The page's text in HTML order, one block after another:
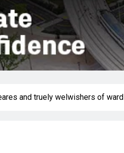
and truely welwishers of